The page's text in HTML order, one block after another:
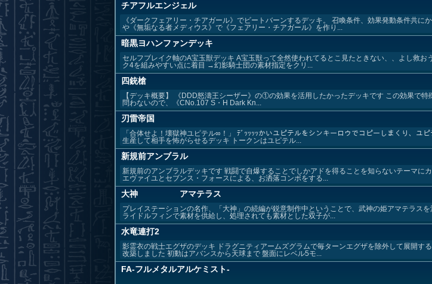
チアフルエンジェル
《ダークフェアリー・チアガール》でビートバーンするデッキ。 召喚条件、効果発動条件共に
や《無垢なる者メディウス》で《フェアリー・チアガール》を作り...
暗黒ヨハンファンデッキ
セルフブレイク軸のA宝玉獣デッキ A宝玉獣って全然使われてるとこ見たときない、、よし救
ク4を組みやすい点に着目 →幻影騎士団の素材指定をクリ...
四銃槍
【デッキ概要】 《DDD怒濤王シーザー》の①の効果を活用したかったデッキです この効果で
問わないので、《CNo.107 S・H Dark Kn...
刃雷帝国
「合体せよ！壊獄神ユピテル∞！」 ﾃﾞｯｯｯｯかいユピテルをシンキーロウでコピーしまくり、ユ
生産して相手を怖がらせるデッキ トークンはユピテル...
新規前アンブラル
新規前のアンブラルデッキです 戦闘で自爆することでしかアドを得ることを知らないテーマに
エヴァイユとセブンス・フォースによる、お洒落コンボをする...
大神 アマテラス
プレイステーションの名作、「大神」の続編が鋭意制作中ということで、武神の姫アマテラス
ライドルフィンで素材を供給し、処理されても素材とした双子が...
水竜連打2
影霊衣の戦士エグザのデッキ ドラグニティアームズグラムで毎ターンエグザを除外して展開す
改築しました 初動はアバンスから天球まで 盤面にレベル5モ...
FA-フルメタルアルケミスト-